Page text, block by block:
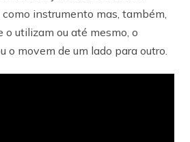
instrumento mas, também,
o utilizam ou até mesmo, o
o movem de um lado para outro.